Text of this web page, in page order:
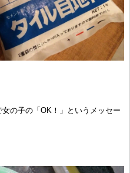
の子の「OK！」というメッセー